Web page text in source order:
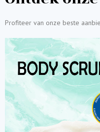
Profiteer van onze beste